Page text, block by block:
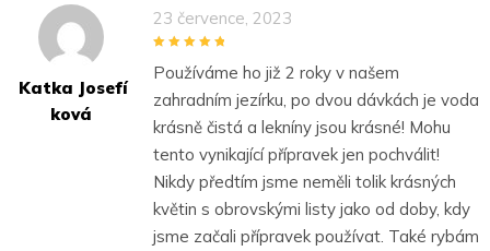
Katka Josefí
Ková
23 července, 2023
Používáme ho již 2 roky v našem
zahradním jezírku, po dvou dávkách je voda
krásně čistá a lekníny jsou krásné! Mohu
tento vynikající přípravek jen pochválit!
Nikdy předtím jsme neměli tolik krásných
květin s obrovskými listy jako od doby, kdy
jsme začali přípravek používat. Také rybám